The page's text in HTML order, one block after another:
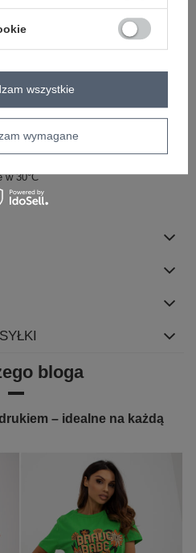
10% elastan
w 30°C
bloga
– idealne na każdą
wymagane
wszystkie